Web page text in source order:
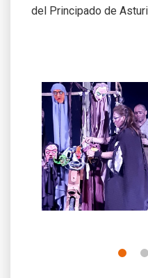
del Principado de